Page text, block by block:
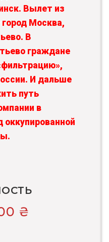
Вылет из
Москва,
В
граждане
И дальше
путь
в
оккупированной
₴